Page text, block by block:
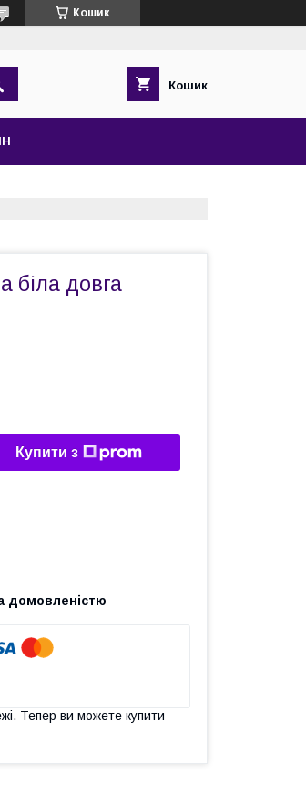
Кошик
Кошик
біла довга
Купити з
домовленістю
Тепер ви можете купити